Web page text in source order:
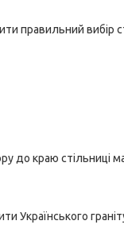
правильний вибір
до краю стільниці
Українського